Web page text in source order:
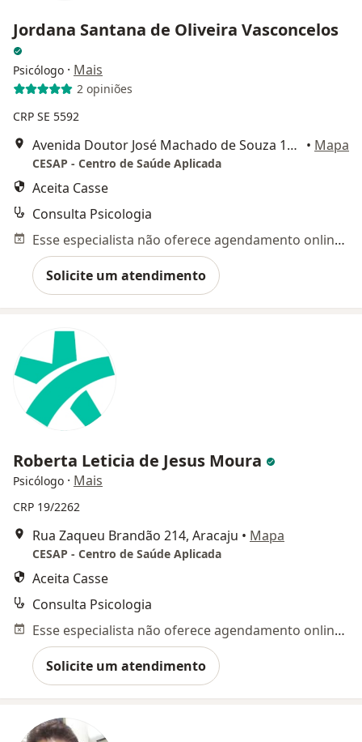
Jordana Santana de Oliveira Vasconcelos
Psicólogo · Mais
2 opiniões
CRP SE 5592
Avenida Doutor José Machado de Souza 120, Salas 406 e 407, Aracaju • Mapa
CESAP - Centro de Saúde Aplicada
Aceita Casse
Consulta Psicologia
Esse especialista não oferece agendamento online para esse endereço.
Solicite um atendimento
Roberta Leticia de Jesus Moura
Psicólogo · Mais
CRP 19/2262
Rua Zaqueu Brandão 214, Aracaju • Mapa
CESAP - Centro de Saúde Aplicada
Aceita Casse
Consulta Psicologia
Esse especialista não oferece agendamento online para esse endereço.
Solicite um atendimento